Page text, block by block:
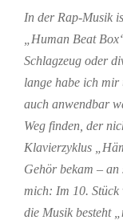
In der Rap-Musik
„Human Beat
Schlagzeug oder
lange habe ich mir
auch anwendbar
Weg finden, der
Klavierzyklus
Gehör bekam – an
mich: Im 10. Stück
die Musik besteht